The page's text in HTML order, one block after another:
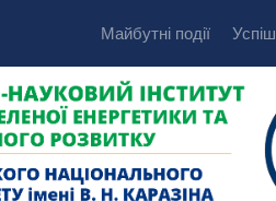
Майбутні події